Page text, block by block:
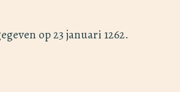
op 23 januari 1262.